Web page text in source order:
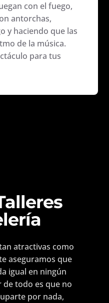
con el fuego,
antorchas,
y haciendo que las
de la música.
para tus
atractivas como
aseguramos que
igual en ningún
todo es que no
por nada,